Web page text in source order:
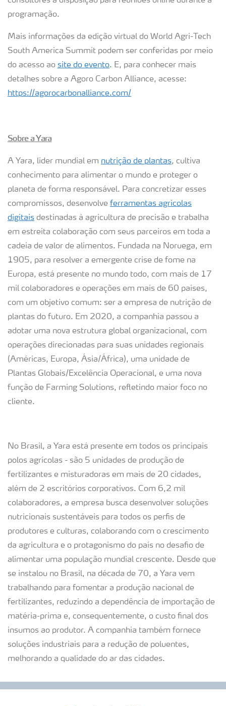
programação.
Mais informações da edição virtual do World Agri-Tech
South America Summit podem ser conferidas por meio
do acesso ao site do evento. E, para conhecer mais
detalhes sobre a Agoro Carbon Alliance, acesse:
https://agorocarbonalliance.com/
Sobre a Yara
A Yara, líder mundial em nutrição de plantas, cultiva
conhecimento para alimentar o mundo e proteger o
planeta de forma responsável. Para concretizar esses
compromissos, desenvolve ferramentas agrícolas
digitais destinadas à agricultura de precisão e trabalha
em estreita colaboração com seus parceiros em toda a
cadeia de valor de alimentos. Fundada na Noruega, em
1905, para resolver a emergente crise de fome na
Europa, está presente no mundo todo, com mais de 17
mil colaboradores e operações em mais de 60 países,
com um objetivo comum: ser a empresa de nutrição de
plantas do futuro. Em 2020, a companhia passou a
adotar uma nova estrutura global organizacional, com
operações direcionadas para suas unidades regionais
(Américas, Europa, Ásia/África), uma unidade de
Plantas Globais/Excelência Operacional, e uma nova
função de Farming Solutions, refletindo maior foco no
cliente.
No Brasil, a Yara está presente em todos os principais
polos agrícolas - são 5 unidades de produção de
fertilizantes e misturadoras em mais de 20 cidades,
além de 2 escritórios corporativos. Com 6,2 mil
colaboradores, a empresa busca desenvolver soluções
nutricionais sustentáveis para todos os perfis de
produtores e culturas, colaborando com o crescimento
da agricultura e o protagonismo do país no desafio de
alimentar uma população mundial crescente. Desde que
se instalou no Brasil, na década de 70, a Yara vem
trabalhando para fomentar a produção nacional de
fertilizantes, reduzindo a dependência de importação de
matéria-prima e, consequentemente, o custo final dos
insumos ao produtor. A companhia também fornece
soluções industriais para a redução de poluentes,
melhorando a qualidade do ar das cidades.